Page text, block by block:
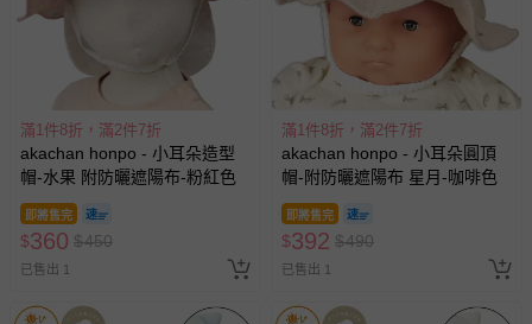
滿1件8折，滿2件7折
akachan honpo - 小耳朵造型
帽-水果 附防曬遮陽布-粉紅色
即將售完
$360 $450
已售出 1
滿1件8折，滿2件7折
akachan honpo - 小耳朵圓頂
帽-附防曬遮陽布 星月-咖啡色
即將售完
$392 $490
已售出 1